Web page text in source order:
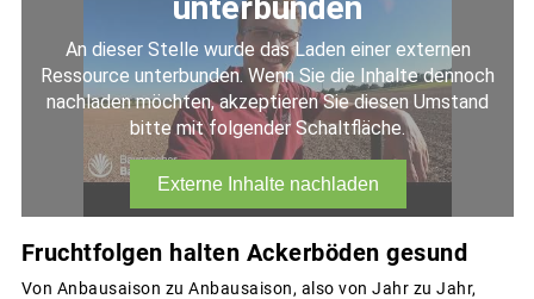
Fruchtfolgen halten Ackerböden gesund
Von Anbausaison zu Anbausaison, also von Jahr zu Jahr,